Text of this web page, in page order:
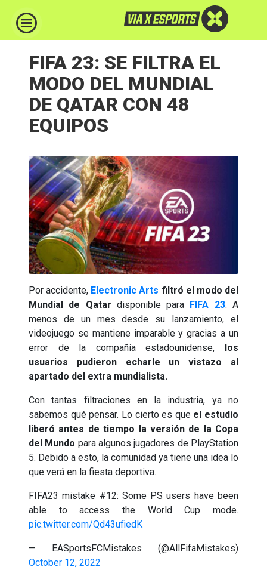
FIFA 23: SE FILTRA EL
MODO DEL MUNDIAL
DE QATAR CON 48
EQUIPOS
Por accidente, Electronic Arts filtró el modo del
Mundial de Qatar disponible para FIFA 23. A
menos de un mes desde su lanzamiento, el
videojuego se mantiene imparable y gracias a un
error de la compañía estadounidense, los
usuarios pudieron echarle un vistazo al
apartado del extra mundialista.
Con tantas filtraciones en la industria, ya no
sabemos qué pensar. Lo cierto es que el estudio
liberó antes de tiempo la versión de la Copa
del Mundo para algunos jugadores de PlayStation
5. Debido a esto, la comunidad ya tiene una idea lo
que verá en la fiesta deportiva.
FIFA23 mistake #12: Some PS users have been
able to access the World Cup mode.
pic.twitter.com/Qd43ufiedK
— EASportsFCMistakes (@AllFifaMistakes)
October 12, 2022